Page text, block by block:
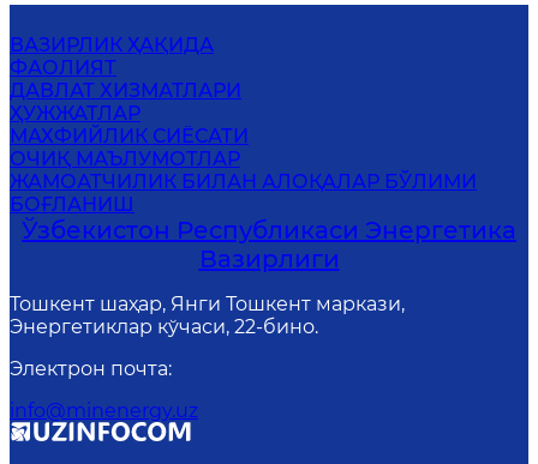
ВАЗИРЛИК ҲАҚИДА
ФАОЛИЯТ
ДАВЛАТ ХИЗМАТЛАРИ
ҲУЖЖАТЛАР
МАХФИЙЛИК СИЁСАТИ
ОЧИҚ МАЪЛУМОТЛАР
ЖАМОАТЧИЛИК БИЛАН АЛОҚАЛАР БЎЛИМИ
БОҒЛАНИШ
Ўзбекистон Республикаси Энергетика
Вазирлиги
Тошкент шаҳар, Янги Тошкент маркази,
Энергетиклар кўчаси, 22-бино.
Электрон почта:
info@minenergy.uz